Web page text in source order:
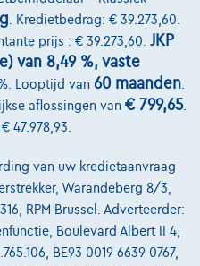
. Kredietbedrag: € 39.273,60.
prijs : € 39.273,60. JKP
van 8,49 %, vaste
Looptijd van 60 maanden
aflossingen van € 799,65.
47.978,93.
van uw kredietaanvraag
Warandeberg 8/3,
RPM Brussel. Adverteerder:
Boulevard Albert II 4,
BE93 0019 6639 0767,